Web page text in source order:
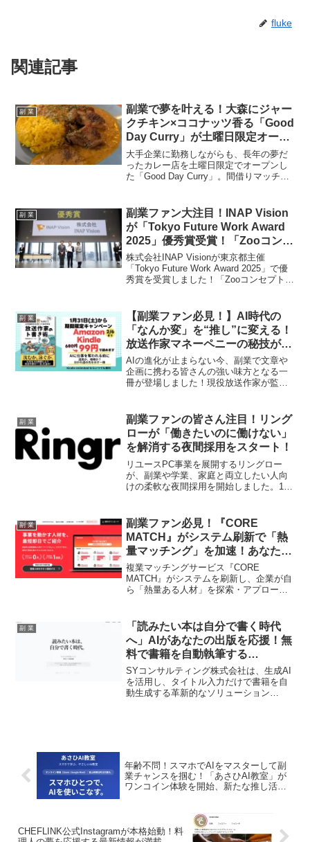
fluke
関連記事
副 業
副業で夢を叶える！大森にジャー
クチキン×ココナッツ香る「Good
Day Curry」が土曜日限定オープ
ン！
大手企業に勤務しながらも、長年の夢だ
ったカレー店を土曜日限定でオープンし
た「Good Day Curry」。間借りマッチン
で自分らしい働き方を模索する多くのフ
ァンに勇気を与えるでしょう。高品質ス
パイスと体に優しいこだわりが詰まった
本格カレーの魅力に迫ります。
副 業
副業ファン大注目！INAP Vision
が「Tokyo Future Work Award
2025」優秀賞受賞！「Zooコンセ
プト」が拓く、未来の働き方と生
産性向上の秘訣
株式会社INAP Visionが東京都主催
「Tokyo Future Work Award 2025」で優
秀賞を受賞しました！「Zooコンセプト」
向上は、副業を愛する皆さんにとっても
見逃せない情報です。未来の働き方のヒ
ントがここにあります！
副 業
【副業ファン必見！】AI時代の
「なんか変」を“推し”に変える！
放送作家マネーペニーの秘技が詰
まった新刊でAIを最強の相棒に！
AIの進化が止まらない今、副業で文章や
企画に携わる皆さんの強い味方となる一
冊が登場しました！現役放送作家が監修
力を「心に届く文章」へと昇華させる
「ト書き術」を伝授。AIを単なる道具で
はなく、頼れる相棒にするための秘訣が
満載です。発売直後からAmazonランキン
グを席巻した話題作で、あなたの副業ス
キルをネクストレベルへ押し上げましょ
う！
副 業
副業ファンの皆さん注目！リング
ローが「働きたいのに働けない」
を解消する夜間採用をスタート！
リユースPC事業を展開するリングロー
が、副業や学業、家庭と両立したい人向
けの柔軟な夜間採用を開始しました。18
「働きたい」を応援します！
副 業
副業ファン必見！『CORE
MATCH』がシステム刷新で「熱
量マッチング」を加速！あなたの
「やりがい」が企業に届く新時代
へ！
複業マッチングサービス『CORE
MATCH』がシステムを刷新し、企業が自
ら「熱量ある人材」を探索・アプローチ
ら脱却し、副業を求める皆さんの「やり
がい」や「新しい挑戦」への想いが、よ
りスピーディーに企業に届くようになり
ます。あなたの「推し事」が、企業の成
長エンジンになる新時代が到来します！
副 業
「読みたい本は自分で書く時代
へ」AIがあなたの出版を応援！無
料で書籍を自動執筆する
『Rebook』が副業クリエイター
の夢を加速！
SYコンサルティング株式会社は、生成AI
を活用し、タイトル入力だけで書籍を自
動生成する革新的なソリューション
年齢不問！スマホでAIをマスターして副
業チャンスを掴む！「あさひAI教室」が
ワンコイン体験を開始、新たな推し活が
CHEFLINK公式Instagramが本格始動！料